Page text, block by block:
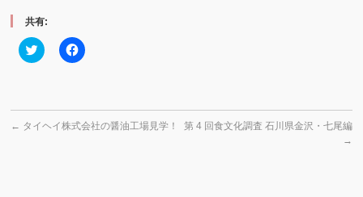
共有:
ク
リ
Twitter
で
共
Facebook
で
に
は
ク
← タイヘイ株式会社の醤油工場見学！
第 4 回食文化調査 石川県金沢・七尾編
→